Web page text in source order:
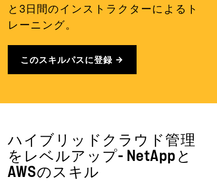
と3日間のインストラクターによるト
レーニング。
このスキルパスに登録
ハイブリッドクラウド管理
をレベルアップ- NetAppと
AWSのスキル